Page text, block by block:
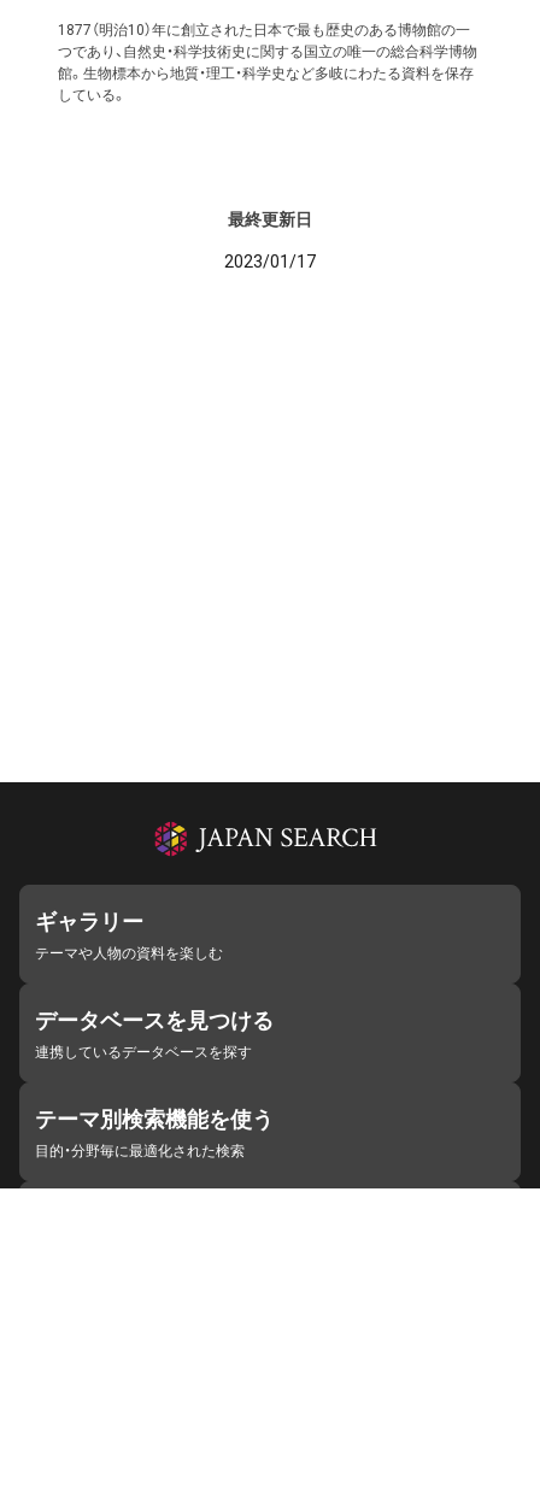
1877（明治10）年に創立された日本で最も歴史のある博物館の一
つであり、自然史・科学技術史に関する国立の唯一の総合科学博物
館。生物標本から地質・理工・科学史など多岐にわたる資料を保存
している。
最終更新日
2023/01/17
ギャラリー
テーマや人物の資料を楽しむ
データベースを見つける
連携しているデータベースを探す
テーマ別検索機能を使う
目的・分野毎に最適化された検索